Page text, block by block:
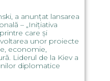
a anunțat lansarea
– „Inițiativa
care și
unor proiecte
economie,
Liderul de la Kiev a
diplomatice